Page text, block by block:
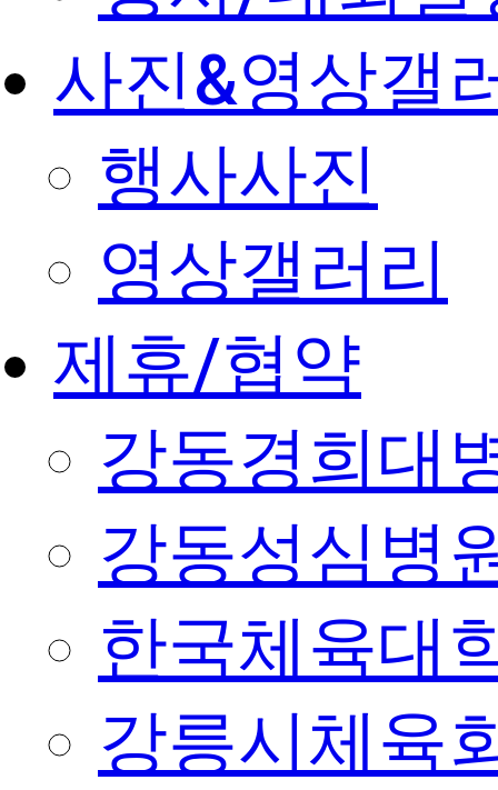
사진&영상갤
행사사진
영상갤러리
제휴/협약
강동경희대
강동성심병
한국체육대
강릉시체육